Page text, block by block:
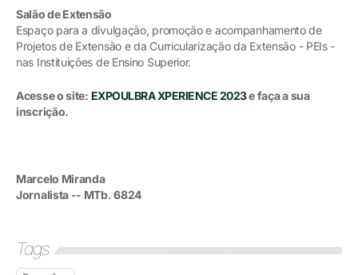
Salão de Extensão
Espaço para a divulgação, promoção e acompanhamento de
Projetos de Extensão e da Curricularização da Extensão - PEIs -
nas Instituições de Ensino Superior.
Acesse o site: EXPOULBRA XPERIENCE 2023e faça a sua
inscrição.
Marcelo Miranda
Jornalista -- MTb. 6824
Tags